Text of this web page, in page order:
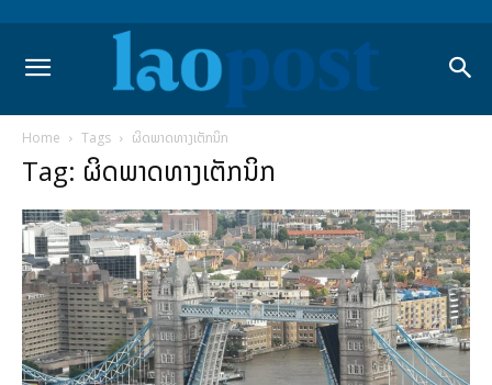
Home Tags ຜິດພາດທາງເຕັກນິກ
Tag: ຜິດພາດທາງເຕັກນິກ